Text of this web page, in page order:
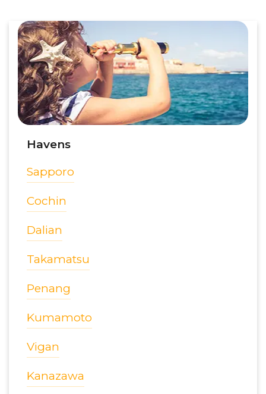
Havens
Sapporo
Cochin
Dalian
Takamatsu
Penang
Kumamoto
Vigan
Kanazawa